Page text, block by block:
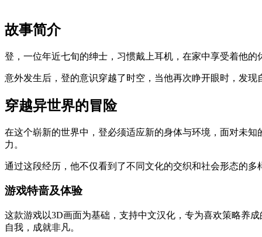
故事简介
登，一位年近七旬的绅士，习惯戴上耳机，在家中享受着他
意外发生后，登的意识穿越了时空，当他再次睁开眼时，发
穿越异世界的冒险
在这个崭新的世界中，登必须适应新的身体与环境，面对未
力。
通过这段经历，他不仅看到了不同文化的交织和社会形态的
游戏特啬及体验
这款游戏以3D画面为基础，支持中文汉化，专为喜欢策略养
自我，成就非凡。